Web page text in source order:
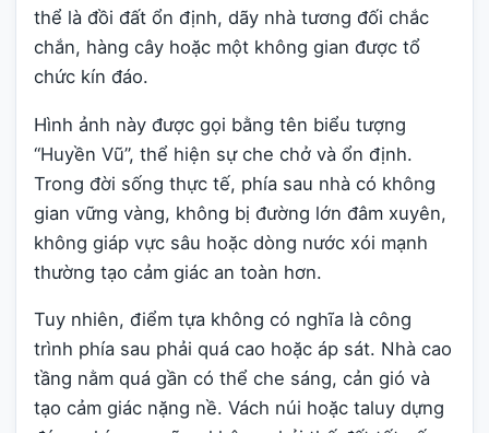
thể là đồi đất ổn định, dãy nhà tương đối chắc
chắn, hàng cây hoặc một không gian được tổ
chức kín đáo.
Hình ảnh này được gọi bằng tên biểu tượng
“Huyền Vũ”, thể hiện sự che chở và ổn định.
Trong đời sống thực tế, phía sau nhà có không
gian vững vàng, không bị đường lớn đâm xuyên,
không giáp vực sâu hoặc dòng nước xói mạnh
thường tạo cảm giác an toàn hơn.
Tuy nhiên, điểm tựa không có nghĩa là công
trình phía sau phải quá cao hoặc áp sát. Nhà cao
tầng nằm quá gần có thể che sáng, cản gió và
tạo cảm giác nặng nề. Vách núi hoặc taluy dựng